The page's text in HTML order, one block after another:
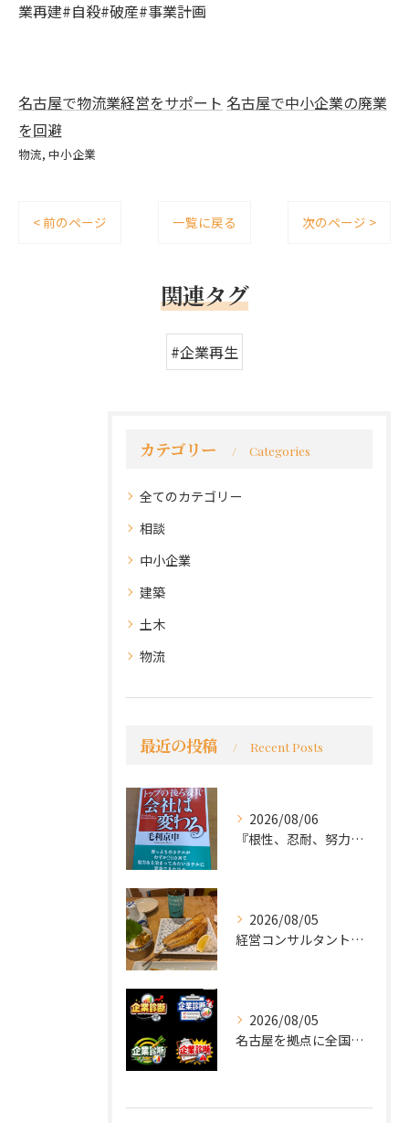
業再建#自殺#破産#事業計画
名古屋で物流業経営をサポート 名古屋で中小企業の廃業
を回避
物流 中小企業
< 前のページ 一覧に戻る 次のページ >
関連タグ
#企業再生
カテゴリー Categories
全てのカテゴリー
相談
中小企業
建築
土木
物流
最近の投稿 Recent Posts
2026/08/06
『根性、忍耐、努力という言葉は死語なのか』
2026/08/05
経営コンサルタントのモーちゃん・毛利京申です。
2026/08/05
名古屋を拠点に全国で活動する 経営コンサルタントの 毛利京申...